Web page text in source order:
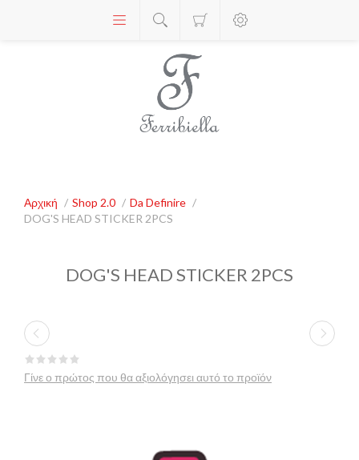
Αρχική / Shop 2.0 / Da Definire /
DOG'S HEAD STICKER 2PCS
DOG'S HEAD STICKER 2PCS
Γίνε ο πρώτος που θα αξιολόγησει αυτό το προϊόν